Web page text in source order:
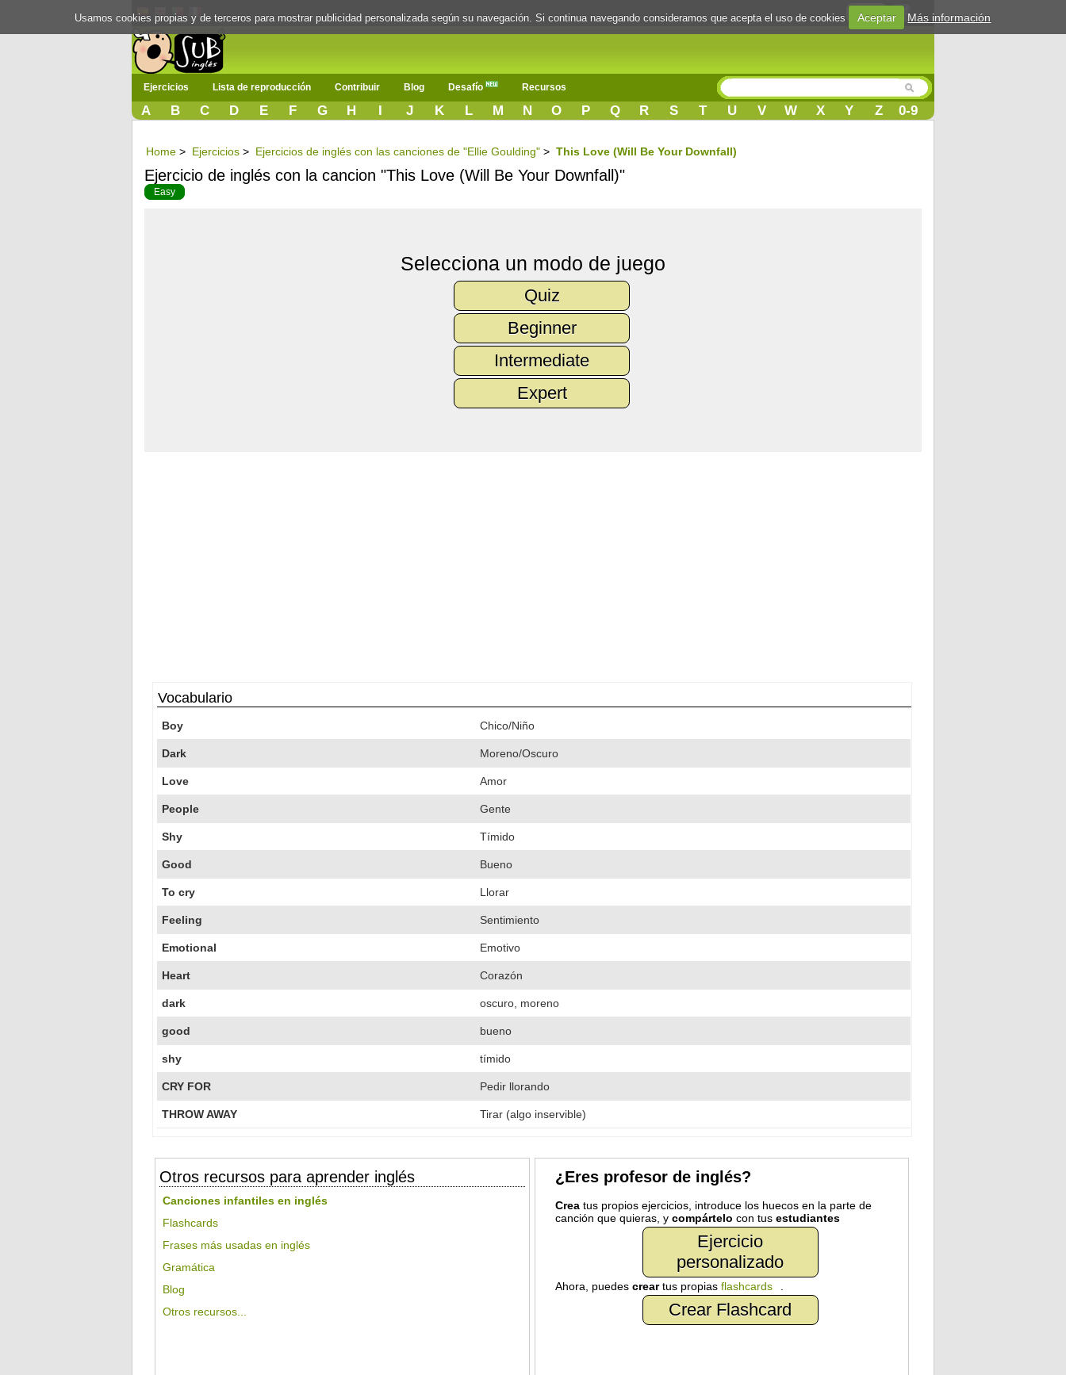
Login
Ejercicios Lista de reproducción Contribuir Blog Desafío Recursos
A B C D E F G H I J K L M N O P Q R S T U V W X Y Z 0-9
Home > Ejercicios > Ejercicios de inglés con las canciones de "Ellie Goulding" > This Love (Will Be Your Downfall)
Ejercicio de inglés con la cancion "This Love (Will Be Your Downfall)"
Easy
Selecciona un modo de juego
Quiz
Beginner
Intermediate
Expert
Vocabulario
Boy Chico/Niño
Dark Moreno/Oscuro
Love Amor
People Gente
Shy Tímido
Good Bueno
To cry Llorar
Feeling Sentimiento
Emotional Emotivo
Heart Corazón
dark oscuro, moreno
good bueno
shy tímido
CRY FOR Pedir llorando
THROW AWAY Tirar (algo inservible)
Otros recursos para aprender inglés
Canciones infantiles en inglés
Flashcards
Frases más usadas en inglés
Gramática
Blog
Otros recursos...
¿Eres profesor de inglés?
Creatus propios ejercicios, introduce los huecos en la parte de
canción que quieras, y compártelo con tus estudiantes
Ejercicio
personalizado
Ahora, puedes creartus propias flashcards
Crear Flashcard
Usamos cookies propias y de terceros para mostrar publicidad personalizada según su navegación. Si continua navegando consideramos que acepta el uso de cookies Aceptar Más información